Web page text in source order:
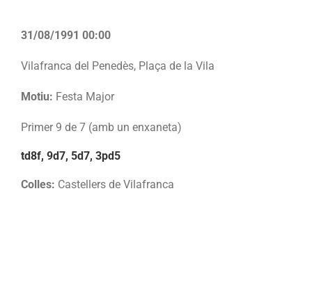
31/08/1991 00:00
Vilafranca del Penedès, Plaça de la Vila
Motiu: Festa Major
Primer 9 de 7 (amb un enxaneta)
td8f, 9d7, 5d7, 3pd5
Colles: Castellers de Vilafranca